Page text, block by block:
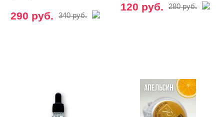
290 руб. 340 руб.
120 руб. 280 руб.